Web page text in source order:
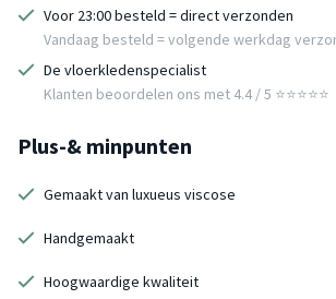
Voor 23:00 besteld = direct verzonden
Vandaag besteld = volgende werkdag
De vloerkledenspecialist
Klanten beoordelen ons met 4.4 / 5 ⭐⭐⭐⭐⭐
Plus-& minpunten
Gemaakt van luxueus viscose
Handgemaakt
Hoogwaardige kwaliteit